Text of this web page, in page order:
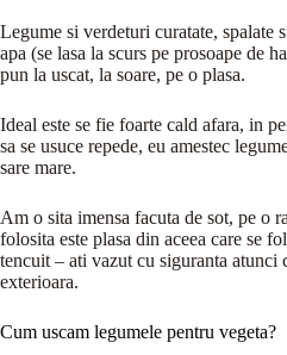
Legume si verdeturi curatate, spalate
apa (se lasa la scurs pe prosoape de
pun la uscat, la soare, pe o plasa.
Ideal este se fie foarte cald afara, in
sa se usuce repede, eu amestec
sare mare.
Am o sita imensa facuta de sot, pe o
folosita este plasa din aceea care se
tencuit – ati vazut cu siguranta atunci
exterioara.
Cum uscam legumele pentru vegeta?